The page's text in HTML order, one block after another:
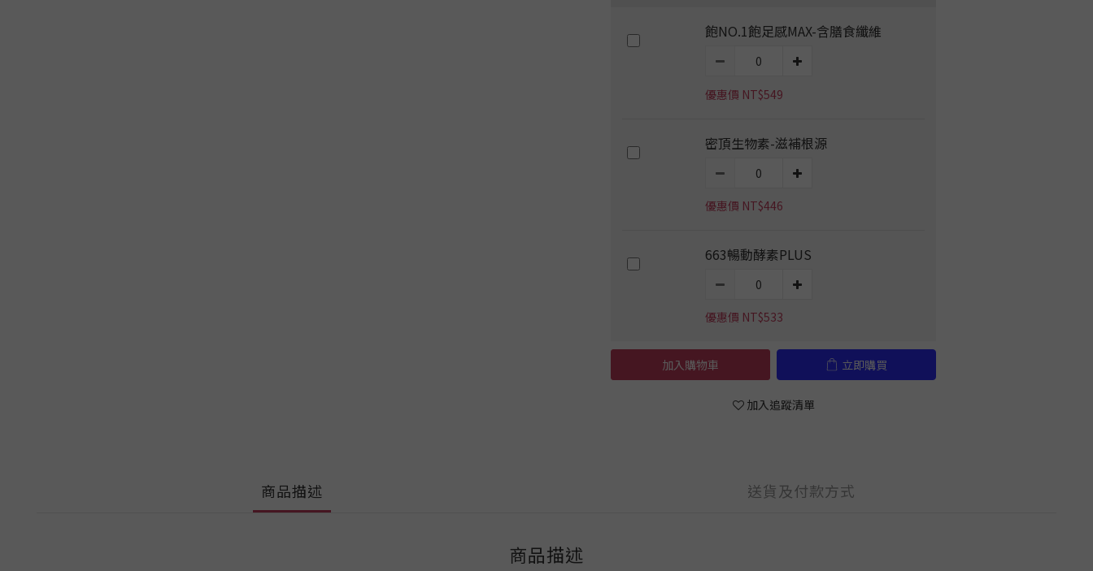
飽NO.1飽足感MAX-含膳食纖維
優惠價 NT$549
密頂生物素-滋補根源
優惠價 NT$446
663暢動酵素PLUS
優惠價 NT$533
加入購物車 立即購買
加入追蹤清單
商品描述 送貨及付款方式
商品描述